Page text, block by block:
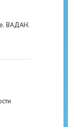
ВАДАН.